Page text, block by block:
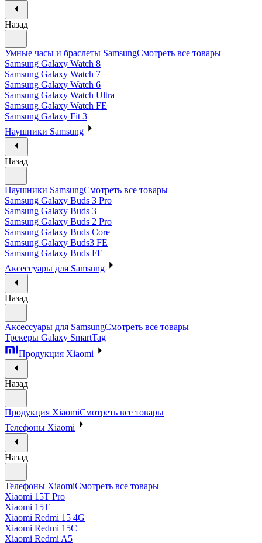
Назад
Умные часы и браслеты SamsungСмотреть все товары
Samsung Galaxy Watch 8
Samsung Galaxy Watch 7
Samsung Galaxy Watch 6
Samsung Galaxy Watch Ultra
Samsung Galaxy Watch FE
Samsung Galaxy Fit 3
Наушники Samsung
Назад
Наушники SamsungСмотреть все товары
Samsung Galaxy Buds 3 Pro
Samsung Galaxy Buds 3
Samsung Galaxy Buds 2 Pro
Samsung Galaxy Buds Core
Samsung Galaxy Buds3 FE
Samsung Galaxy Buds FE
Аксессуары для Samsung
Назад
Аксессуары для SamsungСмотреть все товары
Трекеры Galaxy SmartTag
Продукция Xiaomi
Назад
Продукция XiaomiСмотреть все товары
Телефоны Xiaomi
Назад
Телефоны XiaomiСмотреть все товары
Xiaomi 15T Pro
Xiaomi 15T
Xiaomi Redmi 15 4G
Xiaomi Redmi 15C
Xiaomi Redmi A5